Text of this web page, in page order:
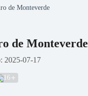
de Monteverde
de Monteverde
2025-07-17
16